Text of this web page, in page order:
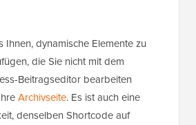
Ihnen, dynamische Elemente zu
die Sie nicht mit dem
Beitragseditor bearbeiten
Archivseite. Es ist auch eine
denselben Shortcode auf